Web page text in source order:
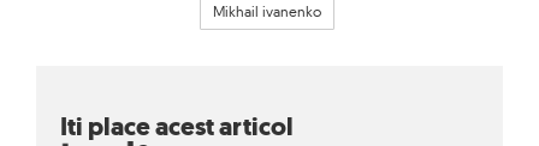
Mikhail ivanenko
Iti place acest articol